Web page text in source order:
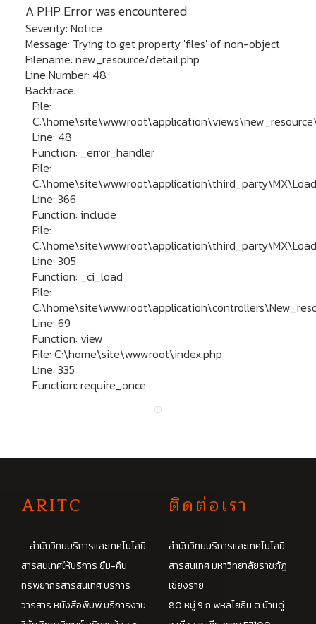
A PHP Error was encountered
Severity: Notice
Message: Trying to get property 'files' of non-object
Filename: new_resource/detail.php
Line Number: 48
Backtrace:
File:
Line: 48
Function: _error_handler
File:
Line: 366
Function: include
File:
Line: 305
Function: _ci_load
File:
Line: 69
Function: view
File: C:\home\site\wwwroot\index.php
Line: 335
Function: require_once
ARITC
สำนักวิทยบริการและเทคโนโลยี
สารสนเทศให้บริการ ยืม-คืน
ทรัพยากรสารสนเทศ บริการ
วารสาร หนังสือพิมพ์ บริการงาน
ติดต่อเรา
สำนักวิทยบริการและเทคโนโลยี
สารสนเทศ มหาวิทยาลัยราชภัฏ
เชียงราย
80 หมู่ 9 ถ.พหลโยธิน ต.บ้านดู่